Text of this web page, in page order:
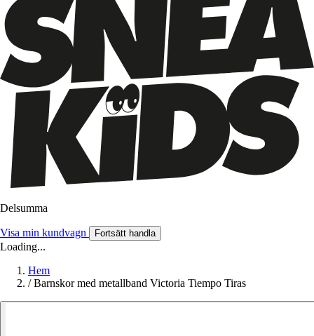
Delsumma
Visa min kundvagn Fortsätt handla
Loading...
Hem
/ Barnskor med metallband Victoria Tiempo Tiras